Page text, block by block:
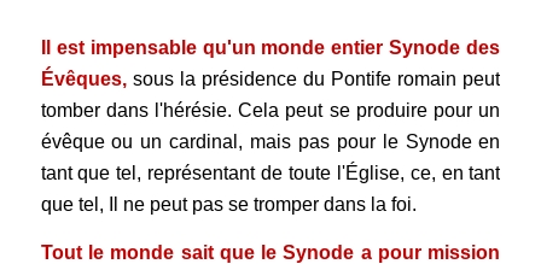
Il est impensable qu'un monde entier Synode des
Évêques,sous la présidence du Pontife romain peut
tomber dans l'hérésie. Cela peut se produire pour un
évêque ou un cardinal, mais pas pour le Synode en
tant que tel, représentant de toute l'Église, ce, en tant
que tel, Il ne peut pas se tromper dans la foi.
Tout le monde sait que le Synode a pour mission